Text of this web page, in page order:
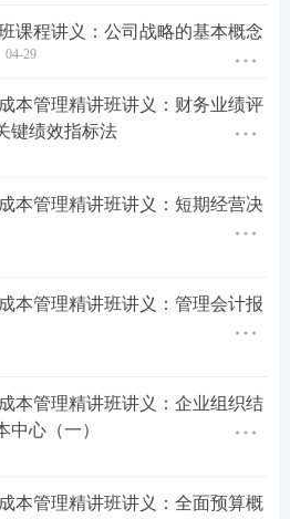
课程讲义：公司战略的基本概念
04-29
本管理精讲班讲义：财务业绩评
键绩效指标法
本管理精讲班讲义：短期经营决
本管理精讲班讲义：管理会计报
本管理精讲班讲义：企业组织结
心（一）
本管理精讲班讲义：全面预算概